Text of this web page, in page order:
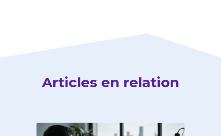
Articles en relation